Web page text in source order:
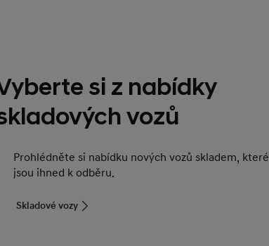
si z nabídky
vozů
Prohlédněte si nabídku nových vozů skladem, které
jsou ihned k odběru.
Skladové vozy